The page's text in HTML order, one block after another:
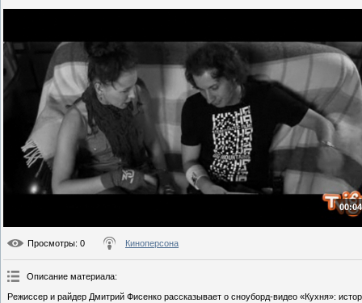
Просмотры: 0 Киноперсона
Описание материала:
Режиссер и райдер Дмитрий Фисенко рассказывает о сноуборд-видео «Кухня»: